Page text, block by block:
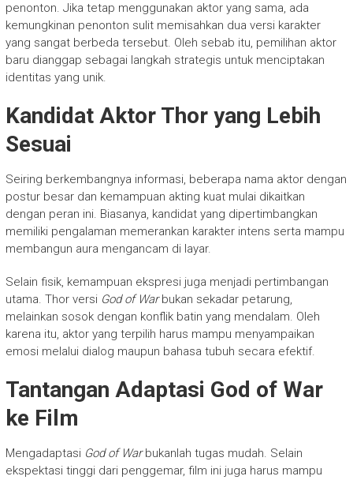
penonton. Jika tetap menggunakan aktor yang sama, ada
kemungkinan penonton sulit memisahkan dua versi karakter
yang sangat berbeda tersebut. Oleh sebab itu, pemilihan aktor
baru dianggap sebagai langkah strategis untuk menciptakan
identitas yang unik.
Kandidat Aktor Thor yang Lebih
Sesuai
Seiring berkembangnya informasi, beberapa nama aktor dengan
postur besar dan kemampuan akting kuat mulai dikaitkan
dengan peran ini. Biasanya, kandidat yang dipertimbangkan
memiliki pengalaman memerankan karakter intens serta mampu
membangun aura mengancam di layar.
Selain fisik, kemampuan ekspresi juga menjadi pertimbangan
utama. Thor versi God of Warbukan sekadar petarung,
melainkan sosok dengan konflik batin yang mendalam. Oleh
karena itu, aktor yang terpilih harus mampu menyampaikan
emosi melalui dialog maupun bahasa tubuh secara efektif.
Tantangan Adaptasi God of War
ke Film
Mengadaptasi God of Warbukanlah tugas mudah. Selain
ekspektasi tinggi dari penggemar, film ini juga harus mampu